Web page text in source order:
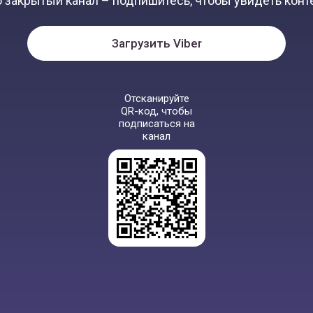
Загрузить Viber
Отсканируйте
QR-код, чтобы
подписаться на
канал